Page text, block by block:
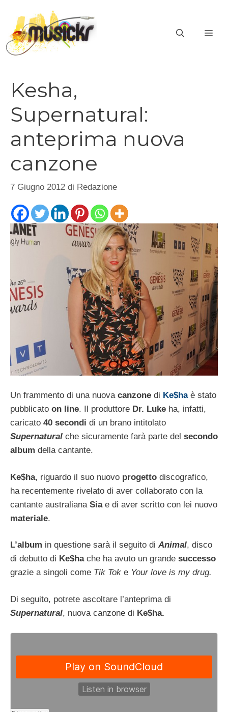
contenuto
Kesha,
Supernatural:
anteprima nuova
canzone
7 Giugno 2012 di Redazione
Un frammento di una nuova canzone di Ke$haè stato
pubblicato on line. Il produttore Dr. Luke ha, infatti,
caricato 40 secondi di un brano intitolato
Supernatural che sicuramente farà parte del secondo
album della cantante.
Ke$ha, riguardo il suo nuovo progetto discografico,
ha recentemente rivelato di aver collaborato con la
cantante australiana Siae di aver scritto con lei nuovo
materiale.
L’album in questione sarà il seguito di Animal, disco
di debutto di Ke$hache ha avuto un grande successo
grazie a singoli come Tik Tok e Your love is my drug.
Di seguito, potrete ascoltare l’anteprima di
Supernatural, nuova canzone di Ke$ha.